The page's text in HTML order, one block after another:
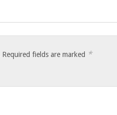
Required fields are marked *